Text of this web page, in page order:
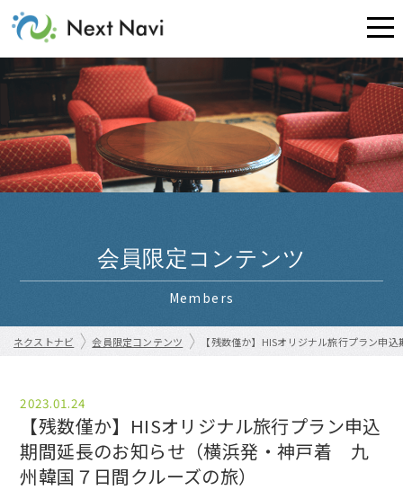
会員限定コンテンツ
Members
ネクストナビ 会員限定コンテンツ 【残数僅か】HISオリジナル旅行プラン申
2023.01.24
【残数僅か】HISオリジナル旅行プラン申込
期間延長のお知らせ（横浜発・神戸着 九
州韓国７日間クルーズの旅）